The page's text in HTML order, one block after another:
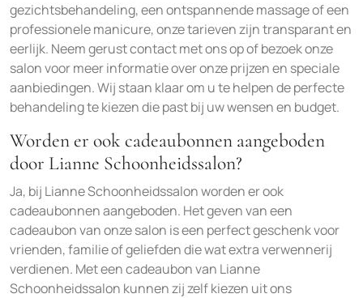
gezichtsbehandeling, een ontspannende massage of een
professionele manicure, onze tarieven zijn transparant en
eerlijk. Neem gerust contact met ons op of bezoek onze
salon voor meer informatie over onze prijzen en speciale
aanbiedingen. Wij staan klaar om u te helpen de perfecte
behandeling te kiezen die past bij uw wensen en budget.
Worden er ook cadeaubonnen aangeboden
door Lianne Schoonheidssalon?
Ja, bij Lianne Schoonheidssalon worden er ook
cadeaubonnen aangeboden. Het geven van een
cadeaubon van onze salon is een perfect geschenk voor
vrienden, familie of geliefden die wat extra verwennerij
verdienen. Met een cadeaubon van Lianne
Schoonheidssalon kunnen zij zelf kiezen uit ons